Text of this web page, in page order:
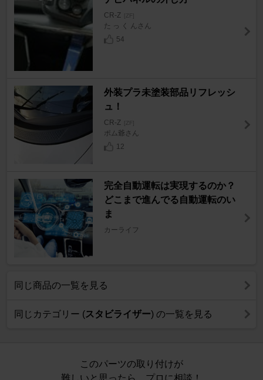
CR-Z [ZF]
た っ く んさん
54
外装プラ未塗装部品リフレッシ
ュ！
CR-Z [ZF]
ポム爺さん
12
完全自動運転は実現するのか？
どこまで進んでる自動運転のい
ま
カーライフ
同じ商品の一覧を見る
同じカテゴリー (スタビライザー) の一覧を見る
このパーツの取り付けが
難しいと思ったら、プロに相談！